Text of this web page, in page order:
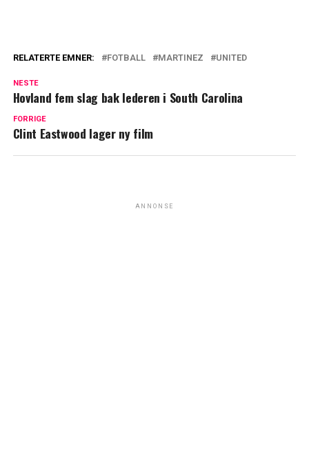
RELATERTE EMNER: FOTBALL MARTINEZ UNITED
NESTE
Hovland fem slag bak lederen i South Carolina
FORRIGE
Clint Eastwood lager ny film
ANNONSE